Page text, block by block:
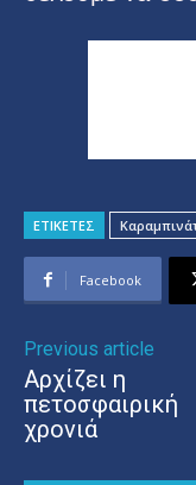
ΕΤΙΚΕΤΕΣ
Facebook
Previous article
Αρχίζει η
πετοσφαιρική
χρονιά